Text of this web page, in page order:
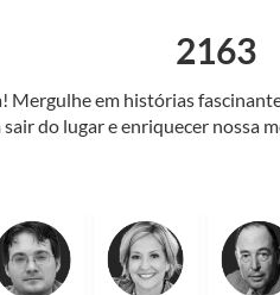
em histórias
do lugar e enriquecer nossa
a transformar a sua! Tenha
2163